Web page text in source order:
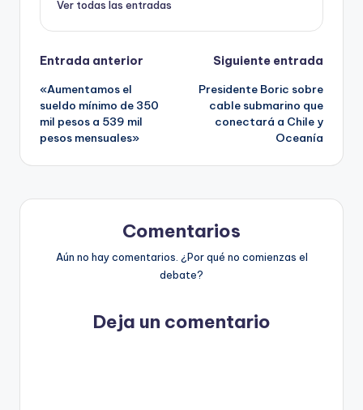
Ver todas las entradas
Navegación
de
entradas
Entrada anterior
«Aumentamos el
sueldo mínimo de 350
mil pesos a 539 mil
pesos mensuales»
Siguiente entrada
Presidente Boric sobre
cable submarino que
conectará a Chile y
Oceanía
Comentarios
Aún no hay comentarios. ¿Por qué no comienzas el
debate?
Deja un comentario